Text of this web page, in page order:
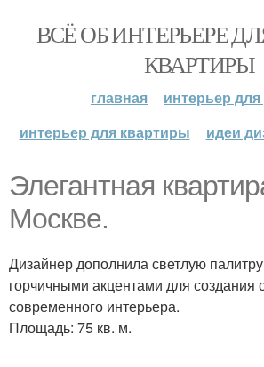
ВСЁ ОБ ИНТЕРЬЕРЕ
КВАРТИРЫ
главная
интерьер
интерьер для квартиры
идеи
Элегантная
Москве.
Дизайнер дополнила светлую
горчичными акцентами для создания
современного интерьера.
Площадь: 75 кв. м.